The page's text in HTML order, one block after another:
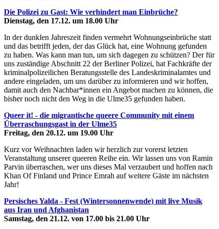
Die Polizei zu Gast: Wie verhindert man Einbrüche?
Dienstag, den 17.12. um 18.00 Uhr
In der dunklen Jahreszeit finden vermehrt Wohnungseinbrüche statt
und das betrifft jeden, der das Glück hat, eine Wohnung gefunden
zu haben. Was kann man tun, um sich dagegen zu schützen? Der für
uns zuständige Abschnitt 22 der Berliner Polizei, hat Fachkräfte der
kriminalpolizeilichen Beratungsstelle des Landeskriminalamtes und
andere eingeladen, um uns darüber zu informieren und wir hoffen,
damit auch den Nachbar*innen ein Angebot machen zu können, die
bisher noch nicht den Weg in die Ulme35 gefunden haben.
Queer it! - die migrantische queere Community mit einem
Überraschungsgast in der Ulme35
Freitag, den 20.12. um 19.00 Uhr
Kurz vor Weihnachten laden wir herzlich zur vorerst letzten
Veranstaltung unserer queeren Reihe ein. Wir lassen uns von Ramin
Parvin überraschen, wer uns dieses Mal verzaubert und hoffen nach
Khan Of Finland und Prince Emrah auf weitere Gäste im nächsten
Jahr!
Persisches Yalda - Fest (Wintersonnenwende) mit live Musik
aus Iran und Afghanistan
Samstag, den 21.12. von 17.00 bis 21.00 Uhr